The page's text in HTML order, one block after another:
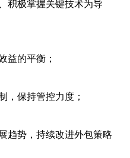
积极掌握关键技术为导
益的平衡；
，保持管控力度；
趋势，持续改进外包策略